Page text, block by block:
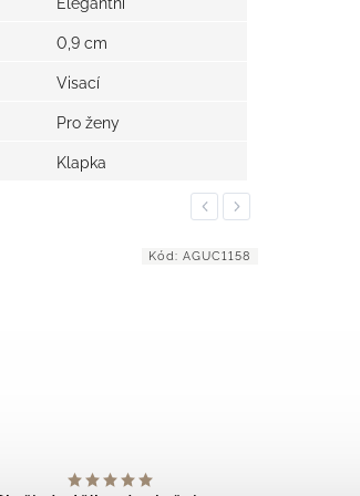
0,9 cm
Visací
Pro ženy
Klapka
Previous
Kód: AGUC1849
Next